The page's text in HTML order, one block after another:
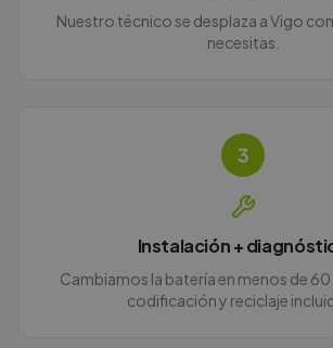
Nuestro técnico se desplaza a Vigo
necesitas.
3
Instalación +
Cambiamos la batería en menos de
codificación y reciclaje